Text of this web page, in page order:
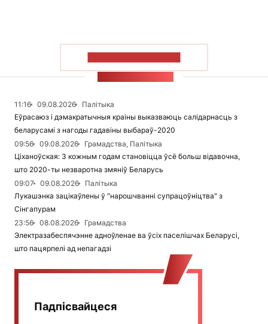
11:16 09.08.2026
Палітыка
Еўрасаюз і дэмакратычныя краіны выказваюць салідарнасць з
беларусамі з нагоды гадавіны выбараў-2020
09:56
09.08.2026
Грамадства, Палітыка
Ціханоўская: З кожным годам становіцца ўсё больш відавочна,
што 2020-ты незваротна змяніў Беларусь
09:07
09.08.2026
Палітыка
Лукашэнка зацікаўлены ў "нарошчванні супрацоўніцтва" з
Сінгапурам
23:56
08.08.2026
Грамадства
Электразабеспячэнне адноўленае ва ўсіх паселішчах Беларусі,
што пацярпелі ад непагадзі
Падпісвайцеся